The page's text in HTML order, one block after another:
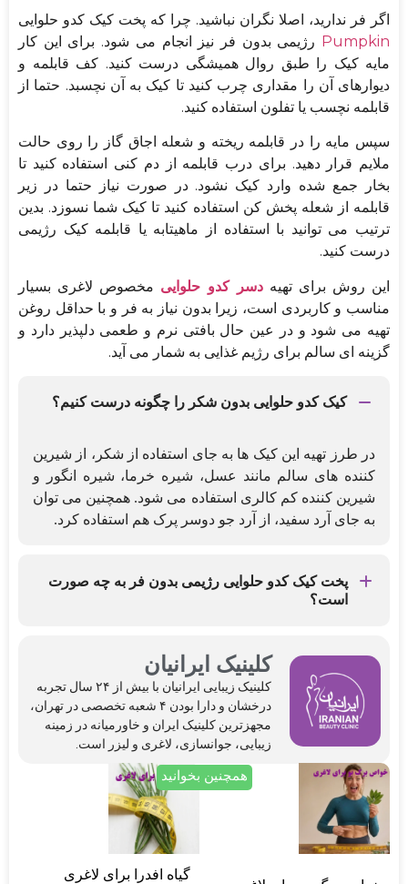
اگر فر ندارید، اصلا نگران نباشید. چرا که پخت کیک کدو حلوایی
Pumpkin رژیمی بدون فر نیز انجام می شود. برای این کار
مایه کیک را طبق روال همیشگی درست کنید. کف قابلمه و
دیوارهای آن را مقداری چرب کنید تا کیک به آن نچسبد. حتما از
قابلمه نچسب یا تفلون استفاده کنید.
سپس مایه را در قابلمه ریخته و شعله اجاق گاز را روی حالت
ملایم قرار دهید. برای درب قابلمه از دم کنی استفاده کنید تا
بخار جمع شده وارد کیک نشود. در صورت نیاز حتما در زیر
قابلمه از شعله پخش کن استفاده کنید تا کیک شما نسوزد. بدین
ترتیب می توانید با استفاده از ماهیتابه یا قابلمه کیک رژیمی
درست کنید.
این روش برای تهیه دسر کدو حلوایی مخصوص لاغری بسیار
مناسب و کاربردی است، زیرا بدون نیاز به فر و با حداقل روغن
تهیه می شود و در عین حال بافتی نرم و طعمی دلپذیر دارد و
گزینه ای سالم برای رژیم غذایی به شمار می آید.
کیک کدو حلوایی بدون شکر را چگونه درست کنیم؟
در طرز تهیه این کیک ها به جای استفاده از شکر، از شیرین
کننده های سالم مانند عسل، شیره خرما، شیره انگور و
شیرین کننده کم کالری استفاده می شود. همچنین می توان
به جای آرد سفید، از آرد جو دوسر پرک هم استفاده کرد.
پخت کیک کدو حلوایی رژیمی بدون فر به چه صورت
است؟
قابلمه را چرب کنید. سپس مایه کیک را درون ظرف ریخته
و روی شعله ی ملایم گاز قرار دهید. برای این کار از یک
شعله پخش کن و کم کنی استفاده کنید.
کلینیک ایرانیان
کلینیک‌ زیبایی ایرانیان با بیش از ۲۴ سال تجربه
درخشان و دارا بودن ۴ شعبه تخصصی در تهران،
مجهزترین کلینیک ایران و خاورمیانه در زمینه
زیبایی، جوانسازی، لاغری و لیزر است.
همچنین بخوانید
گیاه افدرا برای لاغری